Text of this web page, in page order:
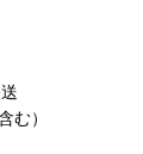
む）